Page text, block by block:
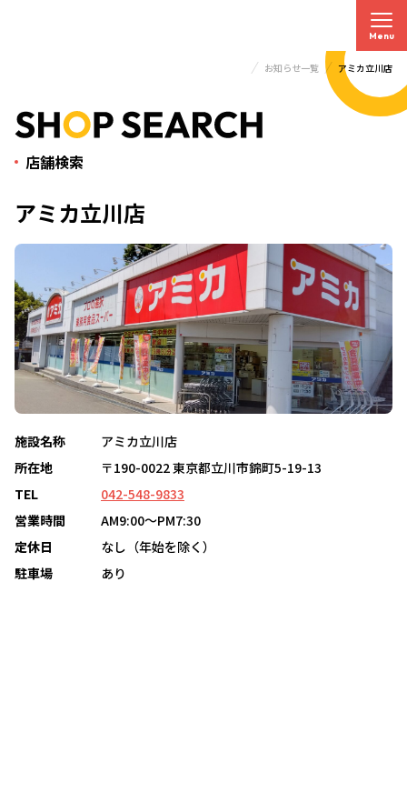
Menu
トップページ
お知らせ一覧 アミカ立川店
店舗検索
アミカ立川店
施設名称
アミカ立川店
所在地
〒190-0022 東京都立川市錦町5-19-13
TEL
042-548-9833
営業時間
AM9:00～PM7:30
定休日
なし（年始を除く）
駐車場
あり